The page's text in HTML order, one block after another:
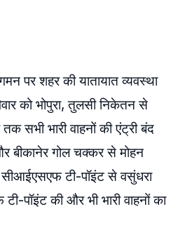
पर शहर की यातायात व्यवस्था
को भोपुरा, तुलसी निकेतन से
सभी भारी वाहनों की एंट्री बंद
बीकानेर गोल चक्कर से मोहन
टी-पॉइंट से वसुंधरा
पॉइंट की और भी भारी वाहनों का